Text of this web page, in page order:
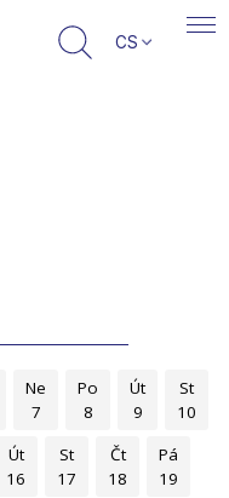
CS
Ne
7
Po
8
Út
9
St
10
Út
16
St
17
Čt
18
Pá
19